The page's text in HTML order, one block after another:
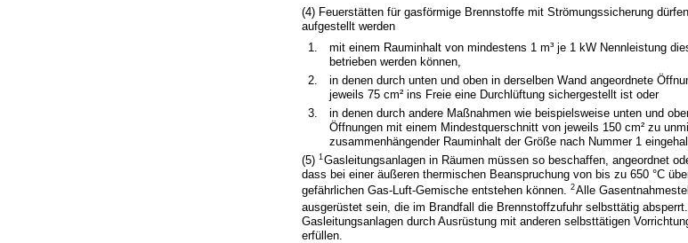
(4) Feuerstätten für gasförmige Brennstoffe mit Strömungssicherung
aufgestellt werden
1.
mit einem Rauminhalt von mindestens 1 m³ je 1 kW Nennleistung
betrieben werden können,
2.
in denen durch unten und oben in derselben Wand angeordnete
jeweils 75 cm² ins Freie eine Durchlüftung sichergestellt ist oder
3.
in denen durch andere Maßnahmen wie beispielsweise unten und
Öffnungen mit einem Mindestquerschnitt von jeweils 150 cm² zu
zusammenhängender Rauminhalt der Größe nach Nummer 1
(5)1Gasleitungsanlagen in Räumen müssen so beschaffen, angeordnet
dass bei einer äußeren thermischen Beanspruchung von bis zu 650 °C
gefährlichen Gas-Luft-Gemische entstehen können.2Alle
ausgerüstet sein, die im Brandfall die Brennstoffzufuhr selbsttätig
Gasleitungsanlagen durch Ausrüstung mit anderen selbsttätigen
erfüllen.